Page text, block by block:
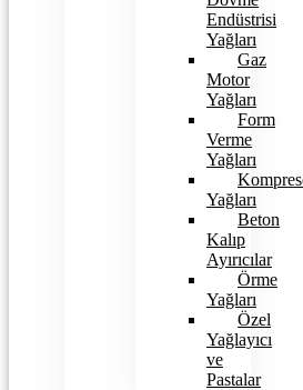
Endüstrisi
Yağları
Gaz
Motor
Yağları
Form
Verme
Yağları
Yağları
Beton
Kalıp
Ayırıcılar
Örme
Yağları
Özel
Yağlayıcı
ve
Pastalar